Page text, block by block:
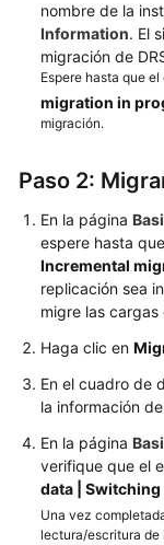
nombre de la
Information. El
migración de
Espere hasta que
migration in
migración.
Paso 2:
En la página
espere hasta
Incremental
replicación sea
migre las cargas
Haga clic en
En el cuadro de
la información
En la página
verifique que el
data |
Una vez
lectura/escritura de